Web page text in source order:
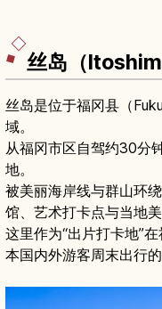
丝岛（
丝岛是位于福冈县（
域。
从福冈市区自驾约30分
地。
被美丽海岸线与群山环
馆、艺术打卡点与当地美
这里作为“出片打卡地”
本国内外游客周末出行的